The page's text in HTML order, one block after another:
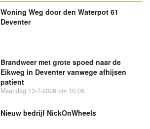
Woning Weg door den Waterpot 61
Deventer
Brandweer met grote spoed naar de
Eikweg in Deventer vanwege afhijsen
patient
Maandag 13-7-2026 om 10:05
Nieuw bedrijf NickOnWheels